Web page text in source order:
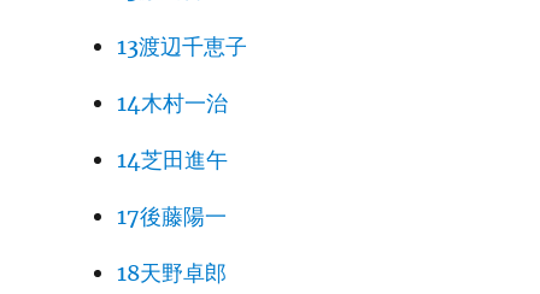
13渡辺千恵子
14木村一治
14芝田進午
17後藤陽一
18天野卓郎